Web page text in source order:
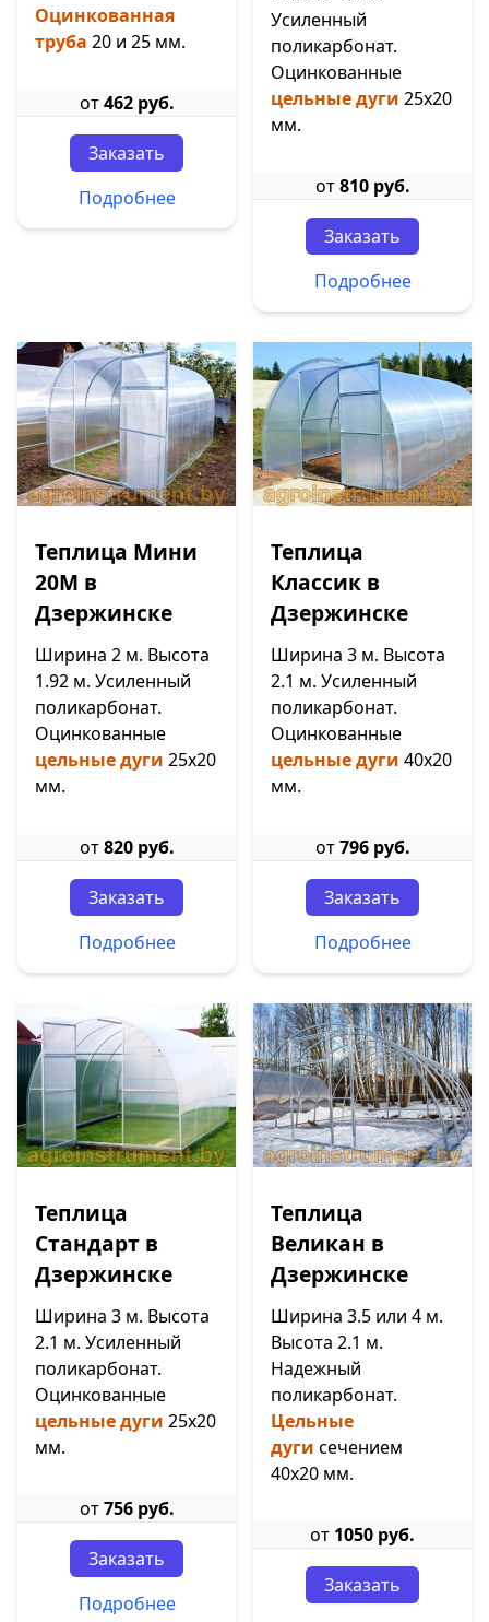
Оцинкованная
труба 20 и 25 мм.
от462 руб.
Заказать
Подробнее
Усиленный
поликарбонат.
Оцинкованные
цельные дуги 25х20
мм.
от810 руб.
Заказать
Подробнее
Теплица Мини
20М в
Дзержинске
Ширина 2 м. Высота
1.92 м. Усиленный
поликарбонат.
Оцинкованные
цельные дуги 25х20
мм.
от820 руб.
Заказать
Подробнее
Теплица
Классик в
Дзержинске
Ширина 3 м. Высота
2.1 м. Усиленный
поликарбонат.
Оцинкованные
цельные дуги 40х20
мм.
от796 руб.
Заказать
Подробнее
Теплица
Стандарт в
Дзержинске
Ширина 3 м. Высота
2.1 м. Усиленный
поликарбонат.
Оцинкованные
цельные дуги 25х20
мм.
от756 руб.
Заказать
Подробнее
Теплица
Великан в
Дзержинске
Ширина 3.5 или 4 м.
Высота 2.1 м.
Надежный
поликарбонат.
Цельные
дуги сечением
40х20 мм.
от 1050 руб.
Заказать